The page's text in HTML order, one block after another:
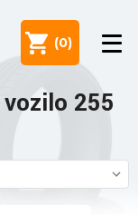
(0)
255